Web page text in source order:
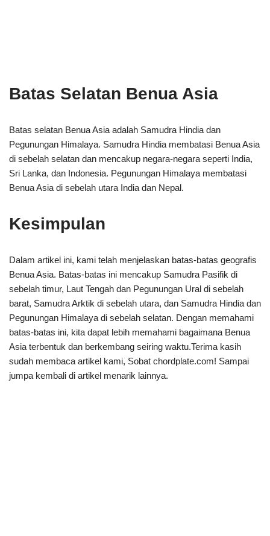
Batas Selatan Benua Asia
Batas selatan Benua Asia adalah Samudra Hindia dan
Pegunungan Himalaya. Samudra Hindia membatasi Benua Asia
di sebelah selatan dan mencakup negara-negara seperti India,
Sri Lanka, dan Indonesia. Pegunungan Himalaya membatasi
Benua Asia di sebelah utara India dan Nepal.
Kesimpulan
Dalam artikel ini, kami telah menjelaskan batas-batas geografis
Benua Asia. Batas-batas ini mencakup Samudra Pasifik di
sebelah timur, Laut Tengah dan Pegunungan Ural di sebelah
barat, Samudra Arktik di sebelah utara, dan Samudra Hindia dan
Pegunungan Himalaya di sebelah selatan. Dengan memahami
batas-batas ini, kita dapat lebih memahami bagaimana Benua
Asia terbentuk dan berkembang seiring waktu.Terima kasih
sudah membaca artikel kami, Sobat chordplate.com! Sampai
jumpa kembali di artikel menarik lainnya.